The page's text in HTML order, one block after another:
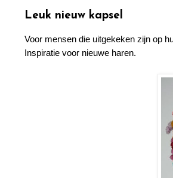
Leuk nieuw kapsel
Voor mensen die uitgekeken zijn op
Inspiratie voor nieuwe haren.